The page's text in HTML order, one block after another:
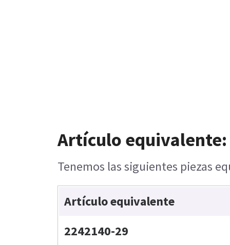
Artículo equivalente:
Tenemos las siguientes piezas
Artículo equivalente
2242140-29